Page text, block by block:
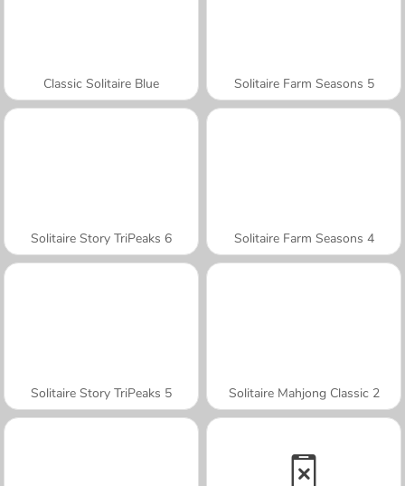
Classic Solitaire Blue Solitaire Farm Seasons 5
Solitaire Story TriPeaks 6 Solitaire Farm Seasons 4
Solitaire Story TriPeaks 5 Solitaire Mahjong Classic 2